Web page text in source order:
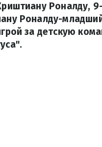
Роналду,
Роналду-
за детскую